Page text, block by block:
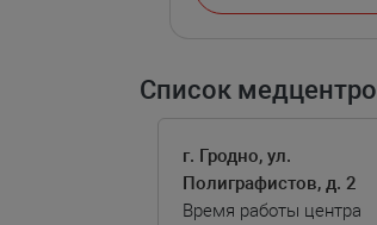
Список
г. Гродно, ул.
Полиграфистов, д. 2
Время работы центра